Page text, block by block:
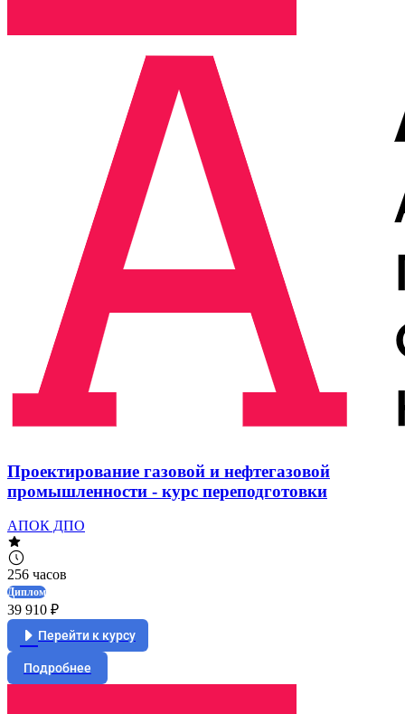
Проектирование газовой и нефтегазовой
промышленности - курс переподготовки
АПОК ДПО
256 часов
Диплом
39 910 ₽
Перейти к курсу
Подробнее